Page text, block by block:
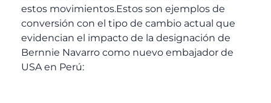
estos movimientos.Estos son ejemplos de
conversión con el tipo de cambio actual que
evidencian el impacto de la designación de
Bernnie Navarro como nuevo embajador de
USA en Perú: